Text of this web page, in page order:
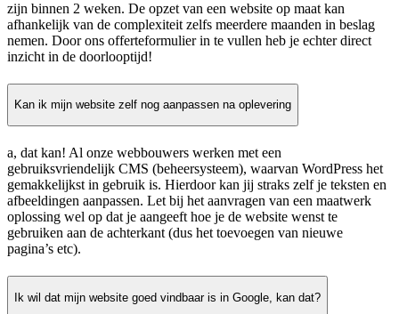
zijn binnen 2 weken. De opzet van een website op maat kan
afhankelijk van de complexiteit zelfs meerdere maanden in beslag
nemen. Door ons offerteformulier in te vullen heb je echter direct
inzicht in de doorlooptijd!
Kan ik mijn website zelf nog aanpassen na oplevering
a, dat kan! Al onze webbouwers werken met een
gebruiksvriendelijk CMS (beheersysteem), waarvan WordPress het
gemakkelijkst in gebruik is. Hierdoor kan jij straks zelf je teksten en
afbeeldingen aanpassen. Let bij het aanvragen van een maatwerk
oplossing wel op dat je aangeeft hoe je de website wenst te
gebruiken aan de achterkant (dus het toevoegen van nieuwe
pagina’s etc).
Ik wil dat mijn website goed vindbaar is in Google, kan dat?